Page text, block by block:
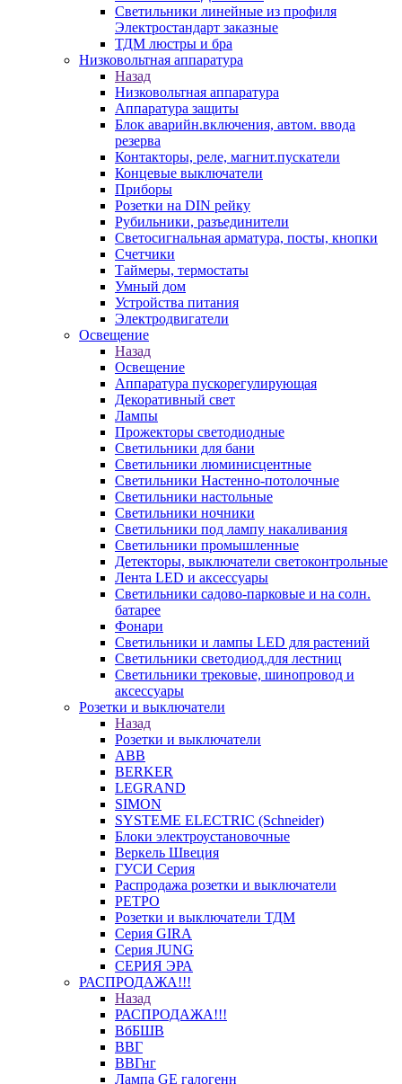
Светильники линейные из профиля
Электростандарт заказные
ТДМ люстры и бра
Низковольтная аппаратура
Назад
Низковольтная аппаратура
Аппаратура защиты
Блок аварийн.включения, автом. ввода
резерва
Контакторы, реле, магнит.пускатели
Концевые выключатели
Приборы
Розетки на DIN рейку
Рубильники, разъединители
Светосигнальная арматура, посты, кнопки
Счетчики
Таймеры, термостаты
Умный дом
Устройства питания
Электродвигатели
Освещение
Назад
Освещение
Аппаратура пускорегулирующая
Декоративный свет
Лампы
Прожекторы светодиодные
Светильники для бани
Светильники люминисцентные
Светильники Настенно-потолочные
Светильники настольные
Светильники ночники
Светильники под лампу накаливания
Светильники промышленные
Детекторы, выключатели светоконтрольные
Лента LED и аксессуары
Светильники садово-парковые и на солн.
батарее
Фонари
Светильники и лампы LED для растений
Светильники светодиод.для лестниц
Светильники трековые, шинопровод и
аксессуары
Розетки и выключатели
Назад
Розетки и выключатели
ABB
BERKER
LEGRAND
SIMON
SYSTEME ELECTRIC (Schneider)
Блоки электроустановочные
Веркель Швеция
ГУСИ Серия
Распродажа розетки и выключатели
РЕТРО
Розетки и выключатели ТДМ
Серия GIRA
Серия JUNG
СЕРИЯ ЭРА
РАСПРОДАЖА!!!
Назад
РАСПРОДАЖА!!!
ВбБШВ
ВВГ
ВВГнг
Лампа GE галогенн